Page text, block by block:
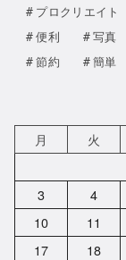
プロクリエイト
便利
写真
節約
簡単
月 火
3
4
10
11
17
18